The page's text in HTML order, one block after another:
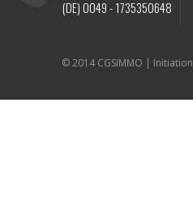
(DE)0049 - 1735350648
© 2014 CGSIMMO | Initiation